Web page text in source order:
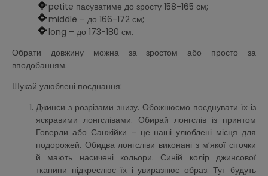
petite пасуватиме до зросту 158-165 см;
middle – до 166-172 см;
long – до 173-180 см.
Обрати довжину можна за зростом або просто за
вподобанням.
Шукай улюблені поєднання:
Джинси з розрізами знизу. Обожнюємо поєднувати їх із
яскравими лонгслівами. Обирай лонгслів із принтом
Говерли або Санжійки – це наші улюблені місця для
подорожей. Обидва лонгсліви виконані з м’якої сіточки
й мають насичені кольори. Синій колір джинсової
тканини підкреслює їх і увиразнює образ. Тут будуть